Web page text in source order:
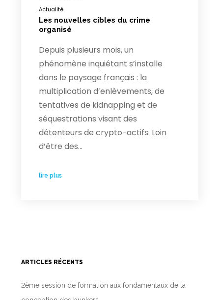
Actualité
Les nouvelles cibles du crime
organisé
Depuis plusieurs mois, un
phénomène inquiétant s’installe
dans le paysage français : la
multiplication d’enlèvements, de
tentatives de kidnapping et de
séquestrations visant des
détenteurs de crypto-actifs. Loin
d’être des…
lire plus
ARTICLES RÉCENTS
2ème session de formation aux fondamentaux de la